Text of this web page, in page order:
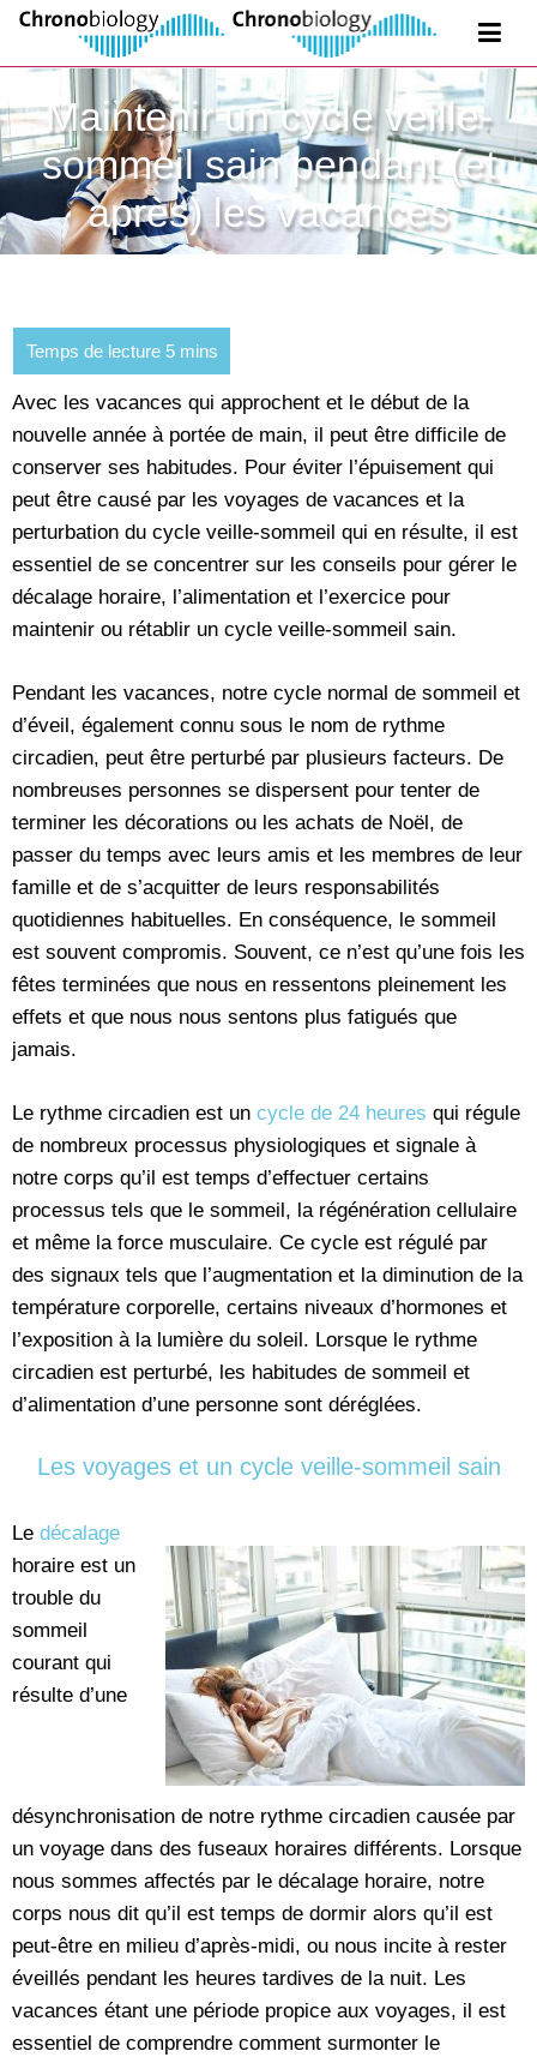
Maintenir un cycle veille-
sommeil sain pendant (et
après) les vacances
Avec les vacances qui approchent et le début de la
nouvelle année à portée de main, il peut être difficile de
conserver ses habitudes. Pour éviter l’épuisement qui
peut être causé par les voyages de vacances et la
perturbation du cycle veille-sommeil qui en résulte, il est
essentiel de se concentrer sur les conseils pour gérer le
décalage horaire, l’alimentation et l’exercice pour
maintenir ou rétablir un cycle veille-sommeil sain.
Pendant les vacances, notre cycle normal de sommeil et
d’éveil, également connu sous le nom de rythme
circadien, peut être perturbé par plusieurs facteurs. De
nombreuses personnes se dispersent pour tenter de
terminer les décorations ou les achats de Noël, de
passer du temps avec leurs amis et les membres de leur
famille et de s’acquitter de leurs responsabilités
quotidiennes habituelles. En conséquence, le sommeil
est souvent compromis. Souvent, ce n’est qu’une fois les
fêtes terminées que nous en ressentons pleinement les
effets et que nous nous sentons plus fatigués que
jamais.
Le rythme circadien est un cycle de 24 heures qui régule
de nombreux processus physiologiques et signale à
notre corps qu’il est temps d’effectuer certains
processus tels que le sommeil, la régénération cellulaire
et même la force musculaire. Ce cycle est régulé par
des signaux tels que l’augmentation et la diminution de la
température corporelle, certains niveaux d’hormones et
l’exposition à la lumière du soleil. Lorsque le rythme
circadien est perturbé, les habitudes de sommeil et
d’alimentation d’une personne sont déréglées.
Les voyages et un cycle veille-sommeil sain
Le décalage
horaire est un
trouble du
sommeil
courant qui
résulte d’une
désynchronisation de notre rythme circadien causée par
un voyage dans des fuseaux horaires différents. Lorsque
nous sommes affectés par le décalage horaire, notre
corps nous dit qu’il est temps de dormir alors qu’il est
peut-être en milieu d’après-midi, ou nous incite à rester
éveillés pendant les heures tardives de la nuit. Les
vacances étant une période propice aux voyages, il est
essentiel de comprendre comment surmonter le